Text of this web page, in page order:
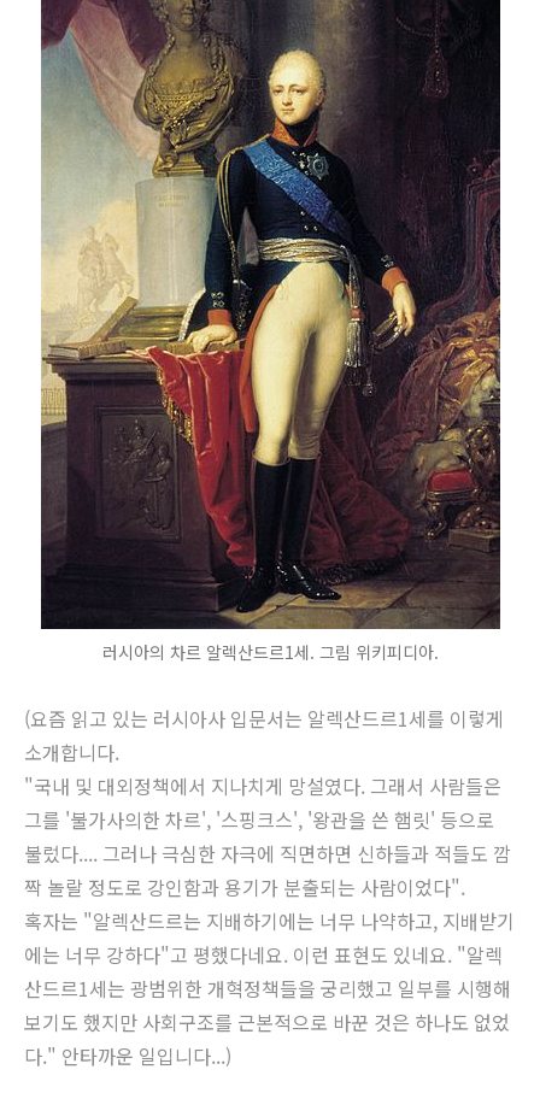
러시아의 차르 알렉산드르1세. 그림 위키피디아.
(요즘 읽고 있는 러시아사 입문서는 알렉산드르1세를 이렇게
소개합니다.
"국내 및 대외정책에서 지나치게 망설였다. 그래서 사람들은
그를 '불가사의한 차르', '스핑크스', '왕관을 쓴 햄릿' 등으로
불렀다.... 그러나 극심한 자극에 직면하면 신하들과 적들도 깜
짝 놀랄 정도로 강인함과 용기가 분출되는 사람이었다".
혹자는 "알렉산드르는 지배하기에는 너무 나약하고, 지배받기
에는 너무 강하다"고 평했다네요. 이런 표현도 있네요. "알렉
산드르1세는 광범위한 개혁정책들을 궁리했고 일부를 시행해
보기도 했지만 사회구조를 근본적으로 바꾼 것은 하나도 없었
다." 안타까운 일입니다...)